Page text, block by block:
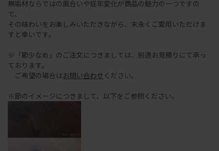
無垢材ならではの風合いや経年変化が商品の魅力の一つですの
で、
その味わいをお楽しみいただきながら、末永くご愛用いただけま
すと幸いです。
※「節少なめ」のご注文につきましては、別途お見積りにて承っ
ております。
ご希望の場合はお問い合わせ ください。
※節のイメージにつきまして、以下をご参照ください。